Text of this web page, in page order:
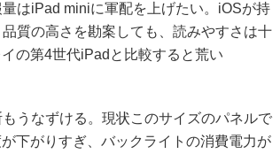
はiPad miniに軍配を上げたい。iOSが持
質の高さを勘案しても、読みやすさは十
の第4世代iPadと比較すると荒い
うなずける。現状このサイズのパネルで
下がりすぎ、バックライトの消費電力が